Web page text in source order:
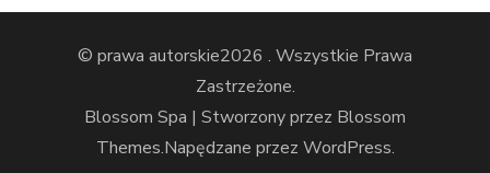
© prawa autorskie2026 . Wszystkie Prawa
Zastrzeżone.
Blossom Spa | Stworzony przez Blossom
Themes.Napędzane przez WordPress.